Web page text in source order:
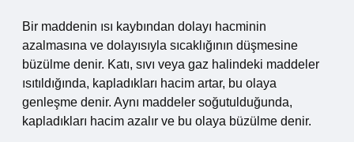
Bir maddenin ısı kaybından dolayı hacminin
azalmasına ve dolayısıyla sıcaklığının düşmesine
büzülme denir. Katı, sıvı veya gaz halindeki maddeler
ısıtıldığında, kapladıkları hacim artar, bu olaya
genleşme denir. Aynı maddeler soğutulduğunda,
kapladıkları hacim azalır ve bu olaya büzülme denir.